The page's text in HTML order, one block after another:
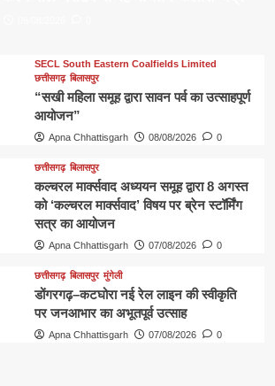
SECL South Eastern Coalfields Limited
छत्तीसगढ़ बिलासपुर
“सखी महिला समूह द्वारा सावन पर्व का उत्साहपूर्ण
आयोजन”
Apna Chhattisgarh 08/08/2026 0
छत्तीसगढ़ बिलासपुर
कल्चरल मार्क्सवाद अध्ययन समूह द्वारा 8 अगस्त
को ‘कल्चरल मार्क्सवाद’ विषय पर ब्रेन स्टॉर्मिंग
सत्र का आयोजन
Apna Chhattisgarh 07/08/2026 0
छत्तीसगढ़ बिलासपुर मुंगेली
डोंगरगढ़–कटघोरा नई रेल लाइन की स्वीकृति
पर जनआभार का अभूतपूर्व उत्साह
Apna Chhattisgarh 07/08/2026 0